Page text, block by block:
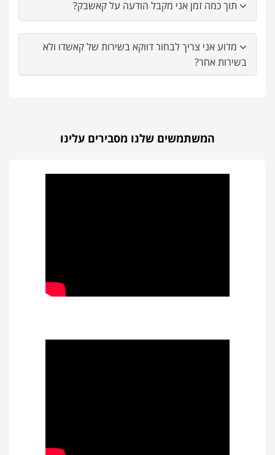
תוך כמה זמן אני מקבל הודעה על קאשבק?
מדוע אני צריך לבחור דווקא בשירות של קאשדו ולא
בשירות אחר?
המשתמשים שלנו מסבירים עלינו